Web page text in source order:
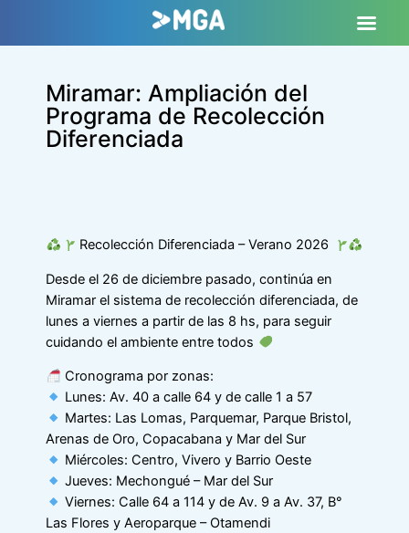
Miramar: Ampliación del
Programa de Recolección
Diferenciada
Recolección Diferenciada – Verano 2026
Desde el 26 de diciembre pasado, continúa en
Miramar el sistema de recolección diferenciada, de
lunes a viernes a partir de las 8 hs, para seguir
cuidando el ambiente entre todos
Cronograma por zonas:
Lunes: Av. 40 a calle 64 y de calle 1 a 57
Martes: Las Lomas, Parquemar, Parque Bristol,
Arenas de Oro, Copacabana y Mar del Sur
Miércoles: Centro, Vivero y Barrio Oeste
Jueves: Mechongué – Mar del Sur
Viernes: Calle 64 a 114 y de Av. 9 a Av. 37, B°
Las Flores y Aeroparque – Otamendi